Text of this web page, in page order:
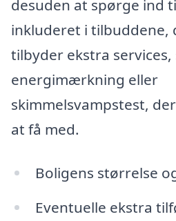
desuden at spørge ind
inkluderet i tilbuddene,
tilbyder ekstra services,
energimærkning eller
skimmelsvampstest,
at få med.
Boligens størrelse
Eventuelle ekstra